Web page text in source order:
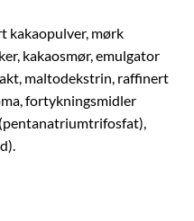
kakaopulver, mørk
kakaosmør, emulgator
maltodekstrin, raffinert
fortykningsmidler